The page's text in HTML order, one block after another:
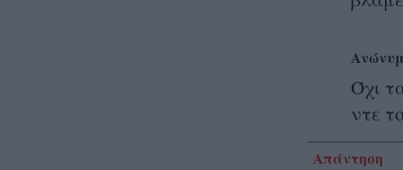
Όχι
ντε
Απάντηση